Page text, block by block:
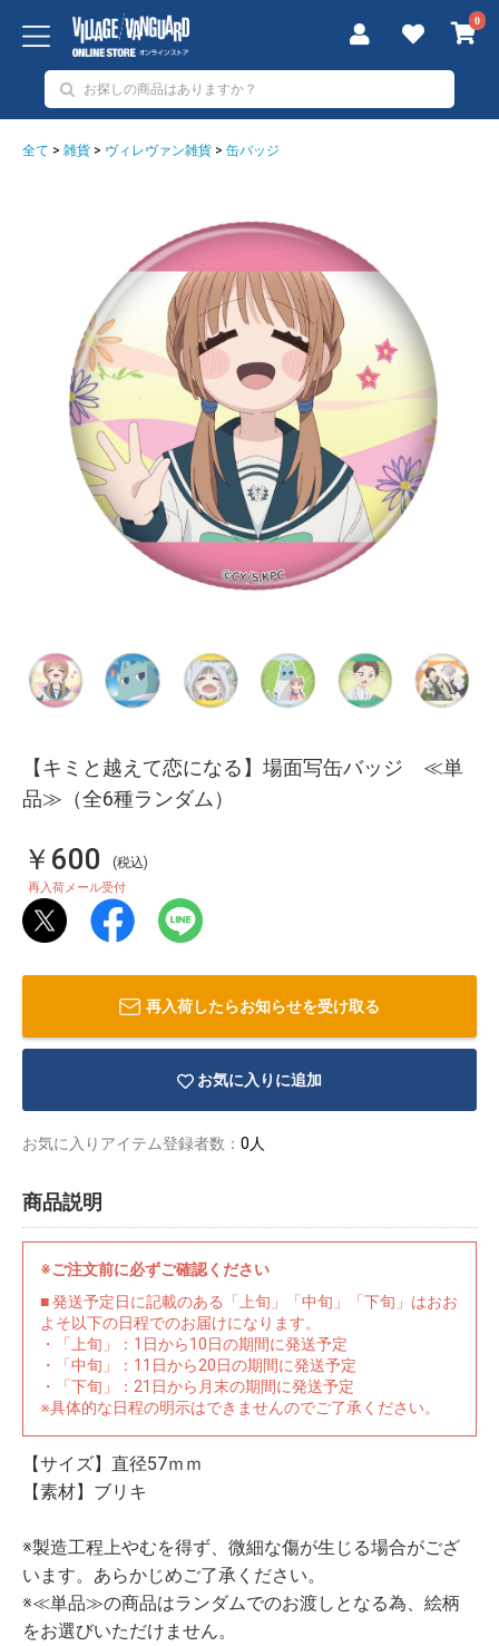
0
全て > 雑貨 > ヴィレヴァン雑貨 > 缶バッジ
【キミと越えて恋になる】場面写缶バッジ ≪単
品≫（全6種ランダム）
￥600 (税込)
再入荷メール受付
再入荷したらお知らせを受け取る
お気に入りに追加
お気に入りアイテム登録者数： 0人
商品説明
※ご注文前に必ずご確認ください
■ 発送予定日に記載のある「上旬」「中旬」「下旬」はおお
よそ以下の日程でのお届けになります。
・「上旬」：1日から10日の期間に発送予定
・「中旬」：11日から20日の期間に発送予定
・「下旬」：21日から月末の期間に発送予定
※具体的な日程の明示はできませんのでご了承ください。
【サイズ】直径57ｍｍ
【素材】ブリキ
※製造工程上やむを得ず、微細な傷が生じる場合がござ
います。あらかじめご了承ください。
※≪単品≫の商品はランダムでのお渡しとなる為、絵柄
をお選びいただけません。
イラストレ
ーター
アダルトグ
ッズ